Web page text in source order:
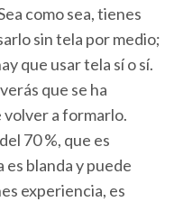
como sea, tienes
sin tela por medio;
que usar tela sí o sí.
que se ha
volver a formarlo.
70 %, que es
es blanda y puede
experiencia, es